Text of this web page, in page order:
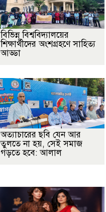
বিভিন্ন বিশ্ববিদ্যালয়ের
শিক্ষার্থীদের অংশগ্রহণে সাহিত্য
আড্ডা
অত্যাচারের ছবি যেন আর
তুলতে না হয়, সেই সমাজ
গড়তে হবে: আলাল